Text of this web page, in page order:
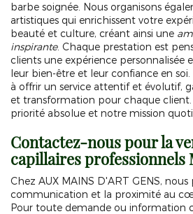
barbe soignée. Nous organisons
artistiques qui enrichissent votre
beauté et culture, créant ainsi une
inspirante. Chaque prestation est
clients une expérience personnalisée
leur bien-être et leur confiance en
à offrir un service attentif et évolutif,
et transformation pour chaque
priorité absolue et notre mission
Contactez-nous pour la
capillaires professionnels
Chez AUX MAINS D'ART GENS, nous
communication et la proximité au
Pour toute demande ou information